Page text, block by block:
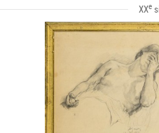
XXe